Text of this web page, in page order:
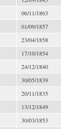
06/11/1863
01/09/1857
23/04/1858
17/10/1854
24/12/1840
30/05/1839
20/11/1835
13/12/1849
30/03/1853